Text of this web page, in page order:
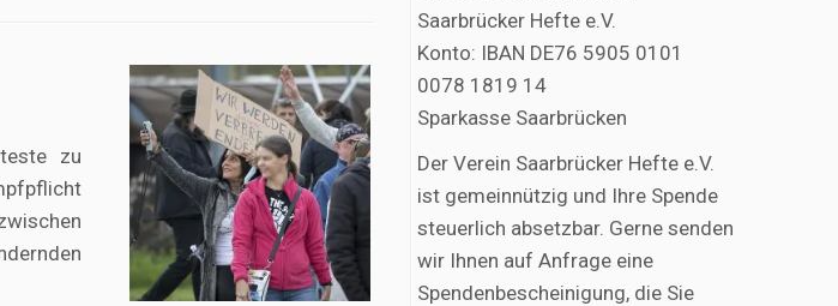
zu
Saarbrücker Hefte e.V.
Konto: IBAN DE76 5905 0101
0078 1819 14
Sparkasse Saarbrücken
Der Verein Saarbrücker Hefte e.V.
ist gemeinnützig und Ihre Spende
steuerlich absetzbar. Gerne senden
wir Ihnen auf Anfrage eine
Spendenbescheinigung, die Sie